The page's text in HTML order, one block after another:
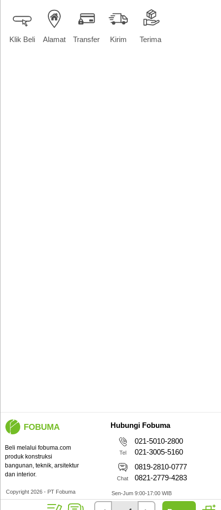
Klik Beli Alamat Transfer Kirim Terima
FOBUMA
Beli melalui fobuma.com
produk konstruksi
bangunan, teknik, arsitektur
dan interior.
Copyright 2026 - PT Fobuma
Hubungi Fobuma
Tel
021-5010-2800
021-3005-5160
Chat
0819-2810-0777
0821-2779-4283
Sen-Jum 9:00-17:00 WIB